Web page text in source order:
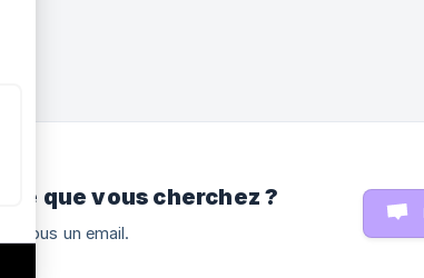
ce que vous cherchez ?
nous un email.